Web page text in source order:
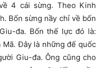
4 cái sừng. Theo Kinh
Bốn sừng nầy chỉ về bốn
đa. Bốn thế lực đó là:
Mã. Đây là những đế quốc
Giu-đa. Ông cũng cho